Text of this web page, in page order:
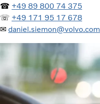
☎ +49 89 800 74 375
☏ +49 171 95 17 678
✉ daniel.siemon@volvo.com